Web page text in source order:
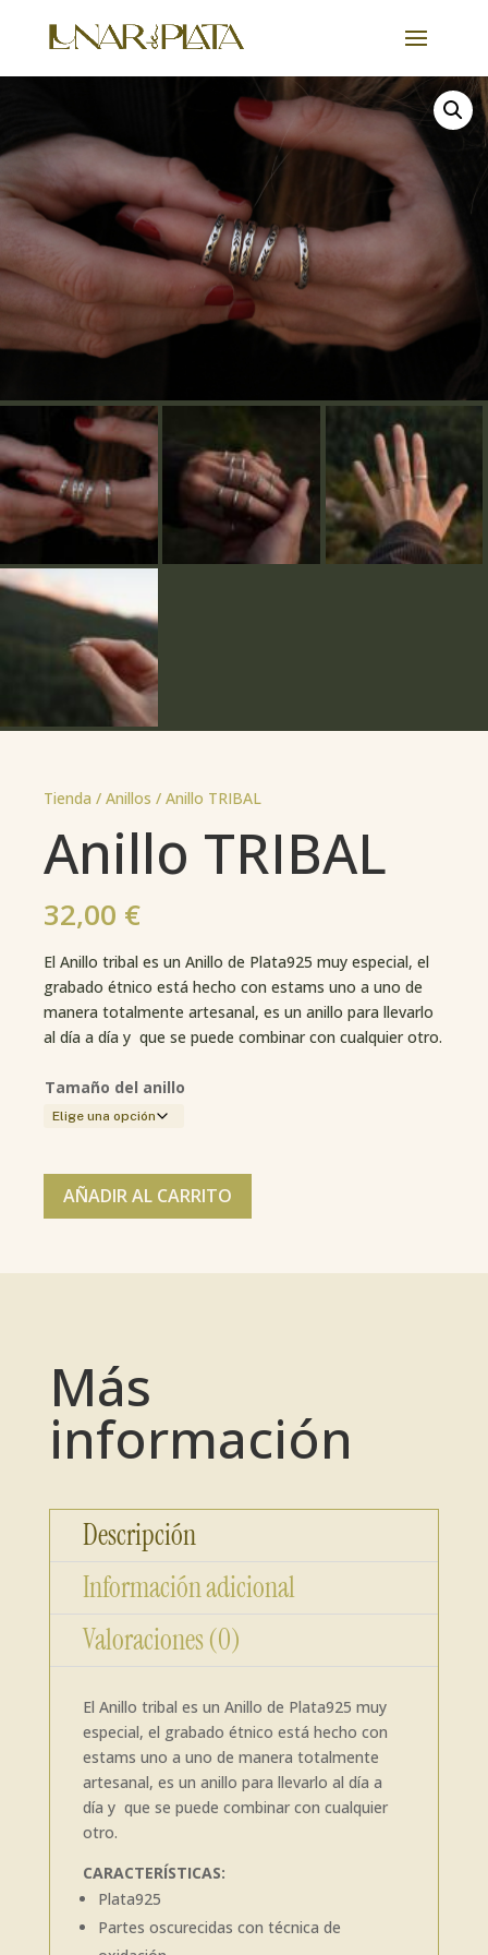
Tienda / Anillos / Anillo TRIBAL
Anillo TRIBAL
32,00 €
El Anillo tribal es un Anillo de Plata925 muy especial, el
grabado étnico está hecho con estams uno a uno de
manera totalmente artesanal, es un anillo para llevarlo
al día a día y que se puede combinar con cualquier otro.
Tamaño del anillo
AÑADIR AL CARRITO
Más
información
Descripción
Información adicional
Valoraciones (0)
El Anillo tribal es un Anillo de Plata925 muy
especial, el grabado étnico está hecho con
estams uno a uno de manera totalmente
artesanal, es un anillo para llevarlo al día a
día y que se puede combinar con cualquier
otro.
CARACTERÍSTICAS:
Plata925
Partes oscurecidas con técnica de